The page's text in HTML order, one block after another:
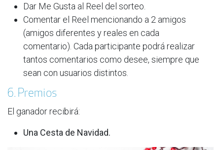
Dar Me Gusta al Reel del sorteo.
Comentar el Reel mencionando a 2 amigos
(amigos diferentes y reales en cada
comentario). Cada participante podrá realizar
tantos comentarios como desee, siempre que
sean con usuarios distintos.
6. Premios
El ganador recibirá:
Una Cesta de Navidad.